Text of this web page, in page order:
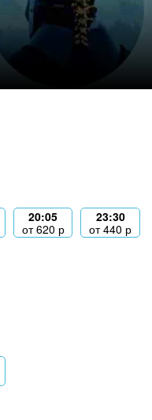
20:05
от620 р
23:30
от440 р